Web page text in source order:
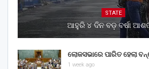
STATE
ଆହୁରି ୪ ଦିନ ବଡ଼ ବର୍ଷା
ଲୋକସଭାରେ ପାରିତ ହେଲା
1 week ago